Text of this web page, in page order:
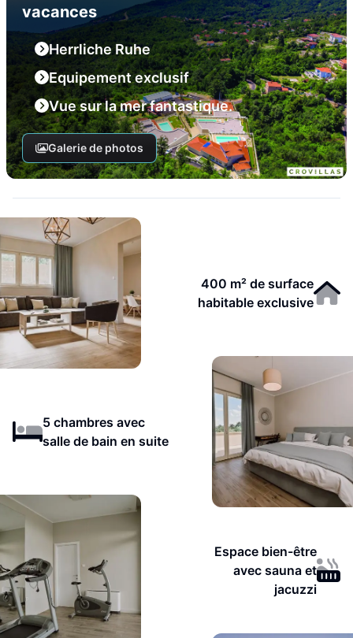
vacances
Herrliche Ruhe
Equipement exclusif
Vue sur la mer fantastique.
Galerie de photos
400 m² de surface
habitable exclusive
5 chambres avec
salle de bain en suite
Espace bien-être
avec sauna et
jacuzzi